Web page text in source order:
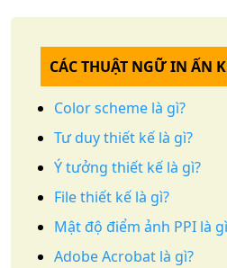
CÁC THUẬT NGỮ IN ẤN
Color scheme là gì?
Tư duy thiết kế là gì?
Ý tưởng thiết kế là gì?
File thiết kế là gì?
Mật độ điểm ảnh PPI là
Adobe Acrobat là gì?